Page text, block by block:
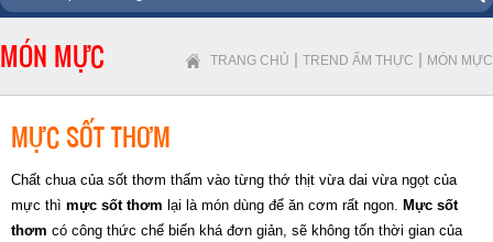
MÓN MỰC TRANG CHỦ | TREND ẨM THỰC | MÓN MỰC
MỰC SỐT THƠM
Chất chua của sốt thơm thấm vào từng thớ thịt vừa dai vừa ngọt của
mực thì mực sốt thơm lại là món dùng để ăn cơm rất ngon. Mực sốt
thơm có công thức chế biến khá đơn giản, sẽ không tốn thời gian của